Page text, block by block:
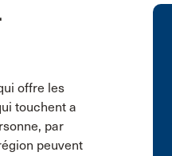
offre les
touchent a
par
peuvent